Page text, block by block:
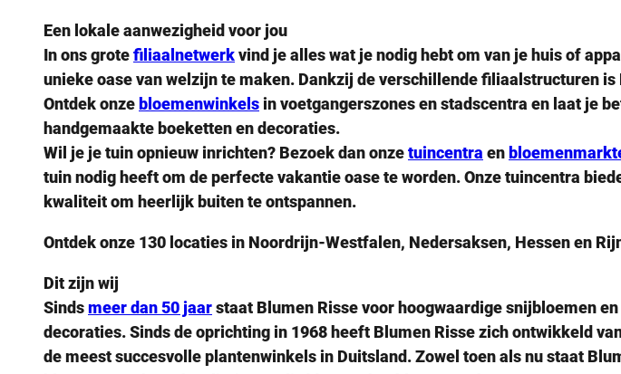
Een lokale aanwezigheid voor jou
In ons grotefiliaalnetwerkvind je alles wat je nodig hebt om van je huis of
unieke oase van welzijn te maken. Dankzij de verschillende filiaalstructuren
Ontdek onzebloemenwinkelsin voetgangerszones en stadscentra en laat je
handgemaakte boeketten en decoraties.
Wil je je tuin opnieuw inrichten? Bezoek dan onzetuincentra en
tuin nodig heeft om de perfecte vakantie oase te worden. Onze tuincentra
kwaliteit om heerlijk buiten te ontspannen.
Ontdek onze 130 locatiesin Noordrijn-Westfalen, Nedersaksen, Hessen en
Dit zijn wij
Sindsmeer dan 50 jaarstaat Blumen Risse voor hoogwaardige snijbloemen
decoraties. Sinds de oprichting in 1968 heeft Blumen Risse zich ontwikkeld
de meest succesvolle plantenwinkels in Duitsland. Zowel toen als nu staat